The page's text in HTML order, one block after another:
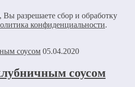
разрешаете сбор и обработку
конфиденциальности.
05.04.2020
соусом